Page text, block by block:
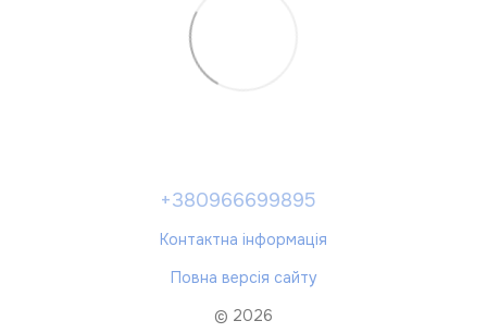
+380966699895
Контактна інформація
Повна версія сайту
© 2026